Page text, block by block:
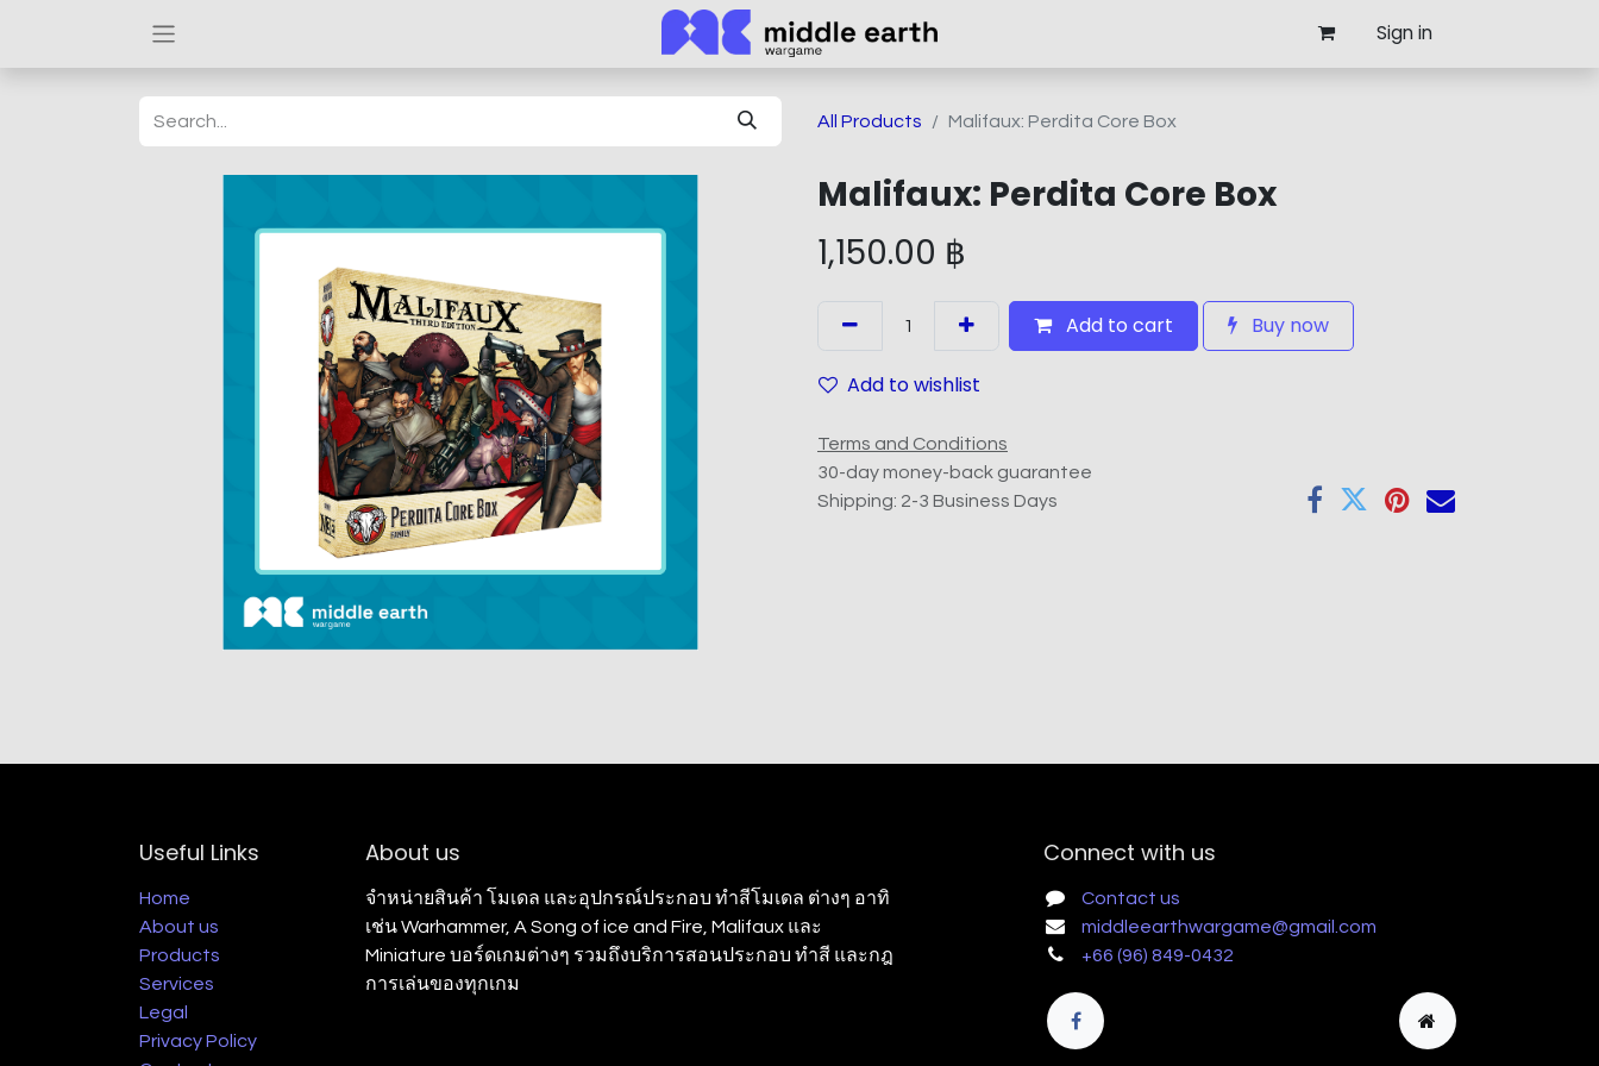
Sign in
All Products Malifaux: Perdita Core Box
Malifaux: Perdita Core Box
1,150.00 ฿
Add to cart Buy now
Add to wishlist
Terms and Conditions
30-day money-back guarantee
Shipping: 2-3 Business Days
Useful Links
Home
About us
Products
Services
Legal
Privacy Policy
About us
จำหน่ายสินค้า โมเดล และอุปกรณ์ประกอบ ทำสีโมเดล ต่างๆ อาทิ
เช่น Warhammer, A Song of ice and Fire, Malifaux และ
Miniature บอร์ดเกมต่างๆ รวมถึงบริการสอนประกอบ ทำสี และกฎ
การเล่นของทุกเกม
Connect with us
Contact us
middleearthwargame@gmail.com
+66 (96) 849-0432